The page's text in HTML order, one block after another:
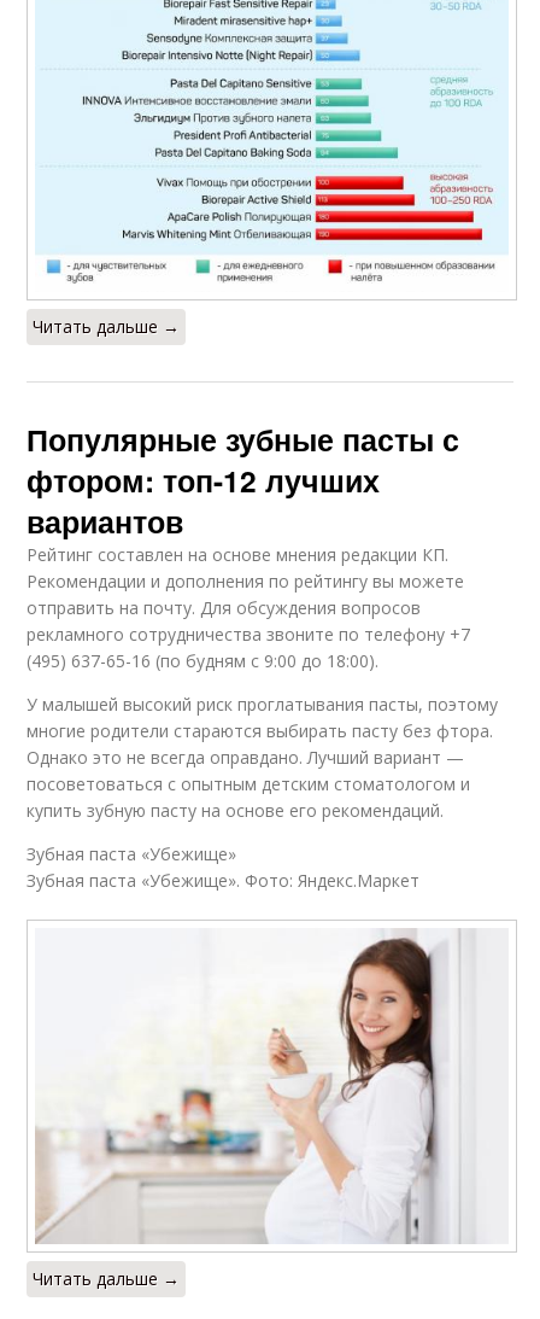
Читать дальше →
Популярные зубные пасты с
фтором: топ-12 лучших
вариантов
Рейтинг составлен на основе мнения редакции КП.
Рекомендации и дополнения по рейтингу вы можете
отправить на почту. Для обсуждения вопросов
рекламного сотрудничества звоните по телефону +7
(495) 637-65-16 (по будням с 9:00 до 18:00).
У малышей высокий риск проглатывания пасты, поэтому
многие родители стараются выбирать пасту без фтора.
Однако это не всегда оправдано. Лучший вариант —
посоветоваться с опытным детским стоматологом и
купить зубную пасту на основе его рекомендаций.
Зубная паста «Убежище»
Зубная паста «Убежище». Фото: Яндекс.Маркет
Читать дальше →